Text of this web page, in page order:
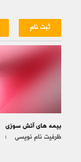
ثبت نام
بیمه های آتش سوزی
ظرفیت نام نویسی :